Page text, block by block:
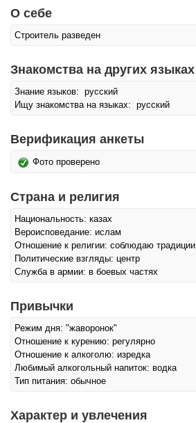
О себе
Строитель разведен
Знакомства на других языках
Знание языков: русский
Ищу знакомства на языках: русский
Верификация анкеты
Фото проверено
Страна и религия
Национальность: казах
Вероисповедание: ислам
Отношение к религии: соблюдаю традиции
Политические взгляды: центр
Служба в армии: в боевых частях
Привычки
Режим дня: "жаворонок"
Отношение к курению: регулярно
Отношение к алкоголю: изредка
Любимый алкогольный напиток: водка
Тип питания: обычное
Характер и увлечения